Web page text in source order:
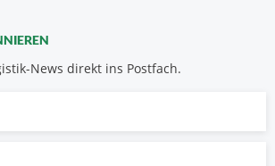
News direkt ins Postfach.